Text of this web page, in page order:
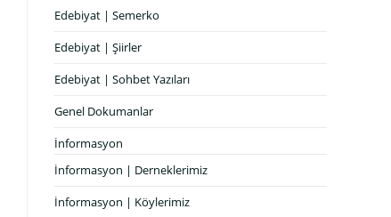
Edebiyat | Semerko
Edebiyat | Şiirler
Edebiyat | Sohbet Yazıları
Genel Dokumanlar
İnformasyon
İnformasyon | Derneklerimiz
İnformasyon | Köylerimiz